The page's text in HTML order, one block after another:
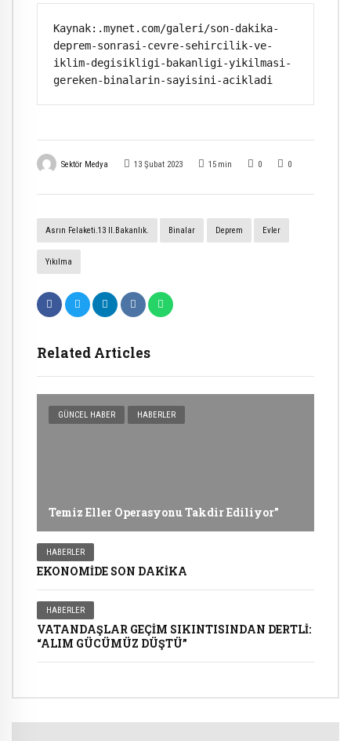
Sektör Medya 13 Şubat 2023 15 min 0 0
Asrın Felaketi.13 Il.Bakanlık. Binalar Deprem Evler
Yıkılma
Related Articles
GÜNCEL HABER HABERLER
Temiz Eller Operasyonu Takdir Ediliyor”
HABERLER
EKONOMİDE SON DAKİKA
HABERLER
VATANDAŞLAR GEÇİM SIKINTISINDAN DERTLİ:
“ALIM GÜCÜMÜZ DÜŞTÜ”
Kaynak:.mynet.com/galeri/son-dakika-
deprem-sonrasi-cevre-sehircilik-ve-
iklim-degisikligi-bakanligi-yikilmasi-
gereken-binalarin-sayisini-acikladi